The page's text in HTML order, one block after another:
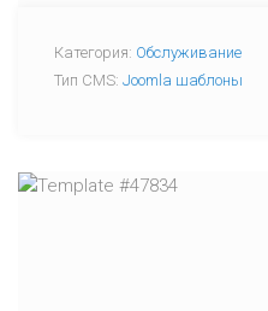
Категория: Обслуживание
Тип CMS: Joomla шаблоны